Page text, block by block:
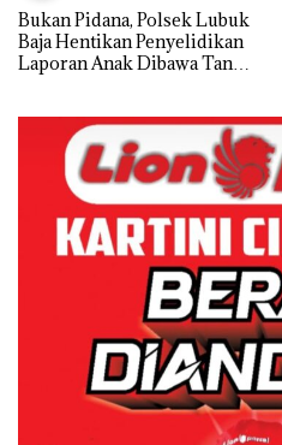
Bukan Pidana, Polsek Lubuk
Baja Hentikan Penyelidikan
Laporan Anak Dibawa Tanpa